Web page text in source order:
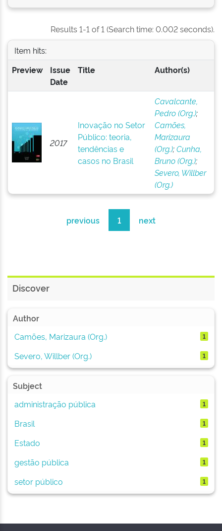
Results 1-1 of 1 (Search time: 0.002 seconds).
Item hits:
Preview
Issue
Date
Title Author(s)
2017
Inovação no Setor
Público: teoria,
tendências e
casos no Brasil
Cavalcante,
Pedro (Org.);
Camões,
Marizaura
(Org.);Cunha,
Bruno (Org.);
Severo, Willber
(Org.)
previous 1 next
Discover
Author
Camões, Marizaura (Org.)
1
Severo, Willber (Org.) 1
Subject
administração pública
1
Brasil 1
Estado 1
gestão pública 1
setor público 1